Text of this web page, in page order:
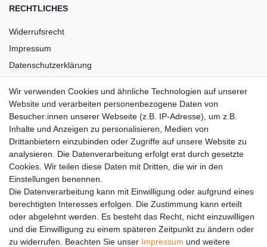
RECHTLICHES
Widerrufsrecht
Impressum
Datenschutzerklärung
Barrierefreiheit
Anleitungen
Vertrag widerrufen
PARTNER
DHL
GLS
Wir verwenden Cookies und ähnliche Technologien auf unserer
Website und verarbeiten personenbezogene Daten von
Besucher:innen unserer Webseite (z.B. IP-Adresse), um z.B.
Inhalte und Anzeigen zu personalisieren, Medien von
Drittanbietern einzubinden oder Zugriffe auf unsere Website zu
analysieren. Die Datenverarbeitung erfolgt erst durch gesetzte
Cookies. Wir teilen diese Daten mit Dritten, die wir in den
Einstellungen benennen.
Die Datenverarbeitung kann mit Einwilligung oder aufgrund eines
berechtigten Interesses erfolgen. Die Zustimmung kann erteilt
oder abgelehnt werden. Es besteht das Recht, nicht einzuwilligen
und die Einwilligung zu einem späteren Zeitpunkt zu ändern oder
zu widerrufen. Beachten Sie unser Impressum und weitere